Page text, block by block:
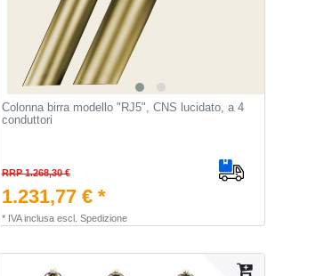
Colonna birra modello "RJ5", CNS lucidato, a 4
conduttori
RRP 1.268,30 €
1.231,77 € *
* IVA inclusaescl. Spedizione